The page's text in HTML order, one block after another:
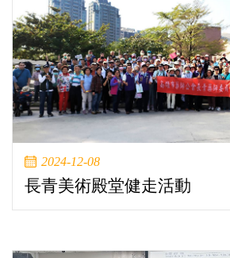
2024-12-08
長青美術殿堂健走活動